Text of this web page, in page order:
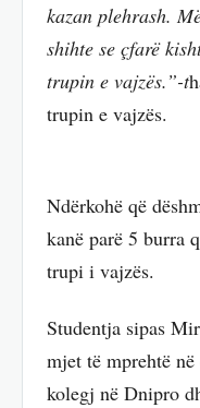
kazan plehrash.
shihte se çfarë
trupin e vajzës.”-t
trupin e vajzës.
Ndërkohë që
kanë parë 5 burra
trupi i vajzës.
Studentja sipas
mjet të mprehtë
kolegj në Dnipro